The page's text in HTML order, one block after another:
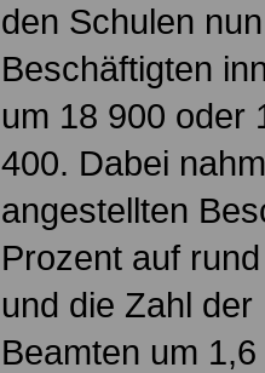
den Schulen
Beschäftigten
um 18 900 oder
400. Dabei
angestellten
Prozent auf
und die Zahl
Beamten um